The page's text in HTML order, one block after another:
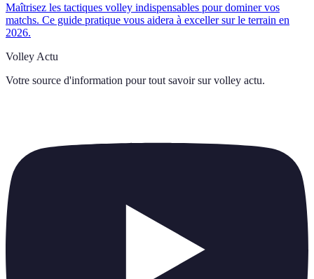
Maîtrisez les tactiques volley indispensables pour dominer vos
matchs. Ce guide pratique vous aidera à exceller sur le terrain en
2026.
Volley Actu
Votre source d'information pour tout savoir sur volley actu.